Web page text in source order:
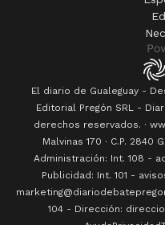
El diario de Gualeguay -
Editorial Pregón SRL -
derechos reservados. ·
Malvinas 170 · C.P. 2840
Administración: Int. 108 -
Publicidad: Int. 101 -
104 - Dirección: